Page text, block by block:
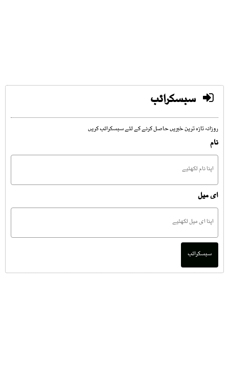
سبسکرائب
روزانہ تازہ ترین خبریں حاصل کرنے کے لئے سبسکرائب کریں
نام
ای میل
سبسکرائب